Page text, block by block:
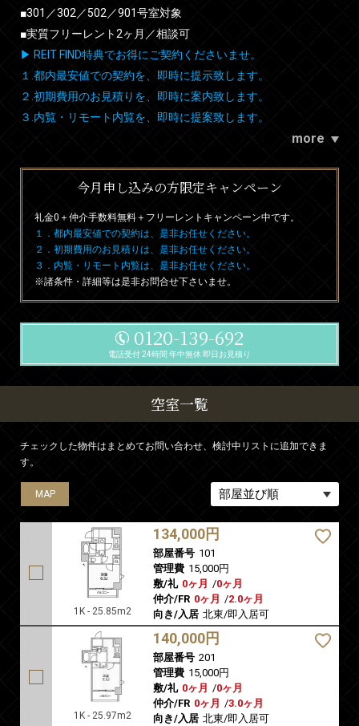
■301／302／502／901号室対象
■実質フリーレント2ヶ月／相談可
▶ REIT FIND特典でお得にご契約くださいませ。
１.都内最安値での契約を、即時に提示致します。
２.初期費用のお見積りを、即時に案内致します。
３.内覧・リモート内覧を、即時に提案致します。
more
今月申し込みの方限定キャンペーン
礼金0 ＋仲介手数料無料 ＋ フリーレント キャンペーン中です。
１．都内最安値での契約は、是非お任せください。
２．初期費用のお見積りは、是非お任せください。
３．内覧・リモート内覧は、是非お任せください。
※諸条件・詳細等は是非お問合せ下さいませ。
0120-139-692
電話受付 24時間 年中無休 即日お見積り
空室一覧
チェックした物件はまとめてお問い合わせ、検討中リストに追加できま
す。
MAP
1K - 25.85m2
134,000円
部屋番号 101
管理費 15,000円
敷/礼 0ヶ月 /0ヶ月
仲介/FR 0ヶ月 /2.0ヶ月
向き/入居 北東/即入居可
MAP
1K - 25.97m2
140,000円
部屋番号 201
管理費 15,000円
敷/礼 0ヶ月 /0ヶ月
仲介/FR 0ヶ月 /3.0ヶ月
向き/入居 北東/即入居可
MAP
MAP
MAP